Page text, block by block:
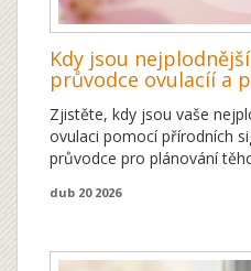
Kdy jsou
průvodce ovulacíí a
Zjistěte, kdy jsou vaše
ovulaci pomocí přírodních
průvodce pro plánování
dub 20 2026